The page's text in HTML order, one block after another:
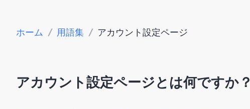
ホーム / 用語集 / アカウント設定ページ
アカウント設定ページとは何ですか？